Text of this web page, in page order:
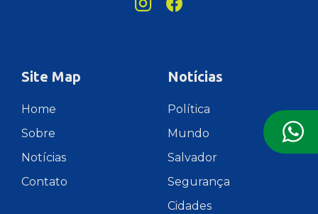
Site Map
Home
Sobre
Notícias
Contato
Notícias
Política
Mundo
Salvador
Segurança
Cidades